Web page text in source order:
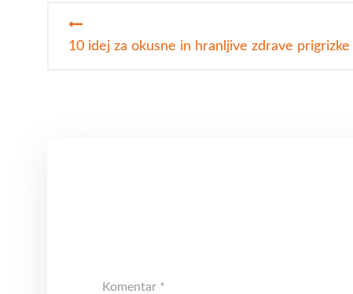
Navigacija
prispevka
10 idej za okusne in hranljive zdrave prigrizke
Komentar *